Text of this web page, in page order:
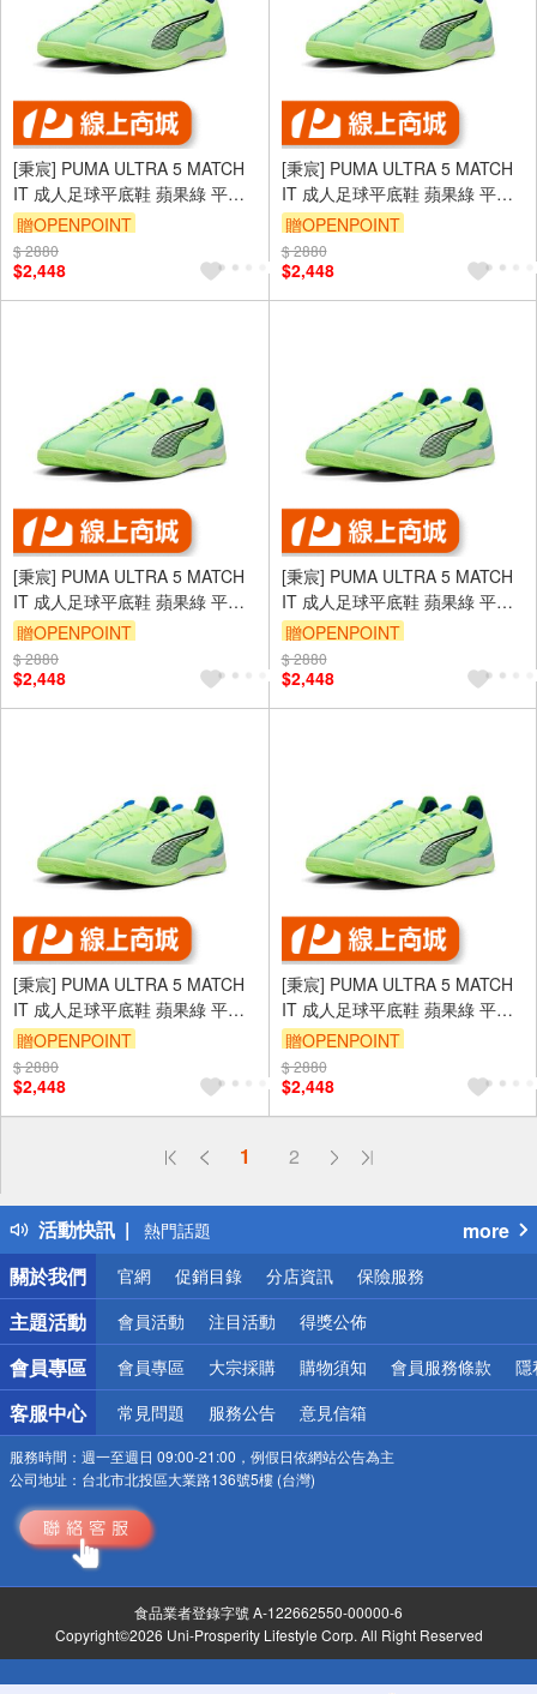
[秉宸] PUMA ULTRA 5 MATCH
IT 成人足球平底鞋 蘋果綠 平底
鞋 室內足球 10789503
贈OPENPOINT
$ 2880
$2,448
[秉宸] PUMA ULTRA 5 MATCH
IT 成人足球平底鞋 蘋果綠 平底
鞋 室內足球 10789503
贈OPENPOINT
$ 2880
$2,448
[秉宸] PUMA ULTRA 5 MATCH
IT 成人足球平底鞋 蘋果綠 平底
鞋 室內足球 10789503
贈OPENPOINT
$ 2880
$2,448
[秉宸] PUMA ULTRA 5 MATCH
IT 成人足球平底鞋 蘋果綠 平底
鞋 室內足球 10789503
贈OPENPOINT
$ 2880
$2,448
[秉宸] PUMA ULTRA 5 MATCH
IT 成人足球平底鞋 蘋果綠 平底
鞋 室內足球 10789503
贈OPENPOINT
$ 2880
$2,448
[秉宸] PUMA ULTRA 5 MATCH
IT 成人足球平底鞋 蘋果綠 平底
鞋 室內足球 10789503
贈OPENPOINT
$ 2880
$2,448
1 2
活動快訊
偏遠地區配送
得獎公告
熱門話題
銀行優惠
偏遠地區配送
詐騙網頁！請小心！
more
關於我們
官網 促銷目錄 分店資訊 保險服務
主題活動 會員活動 注目活動 得獎公佈
會員專區 會員專區 大宗採購 購物須知 會員服務條款 隱
客服中心 常見問題 服務公告 意見信箱
服務時間： 週一至週日 09:00-21:00，例假日依網站公告為主
公司地址： 台北市北投區大業路136號5樓 (台灣)
食品業者登錄字號 A-122662550-00000-6
Copyright©2026 Uni-Prosperity Lifestyle Corp. All Right Reserved